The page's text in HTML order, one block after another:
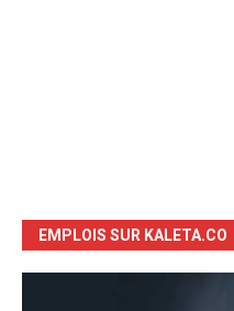
EMPLOIS SUR KALETA.CO